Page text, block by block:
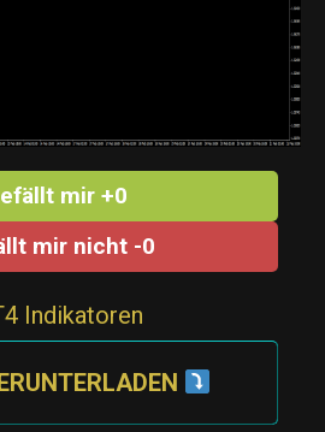
mir +0
mir nicht -0
Indikatoren